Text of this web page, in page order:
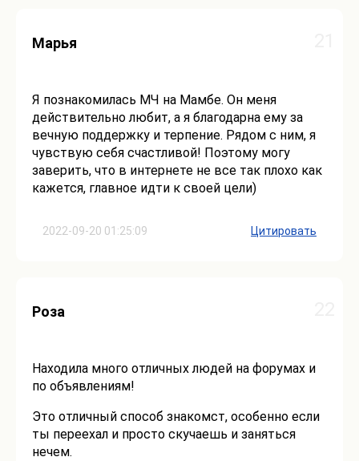
2022-09-20 01:25:09
Марья
Я познакомилась МЧ на Мамбе. Он меня
действительно любит, а я благодарна ему за
вечную поддержку и терпение. Рядом с ним, я
чувствую себя счастливой! Поэтому могу
заверить, что в интернете не все так плохо как
кажется, главное идти к своей цели)
Цитировать
Роза
Находила много отличных людей на форумах и
по объявлениям!
Это отличный способ знакомст, особенно если
ты переехал и просто скучаешь и заняться
нечем.